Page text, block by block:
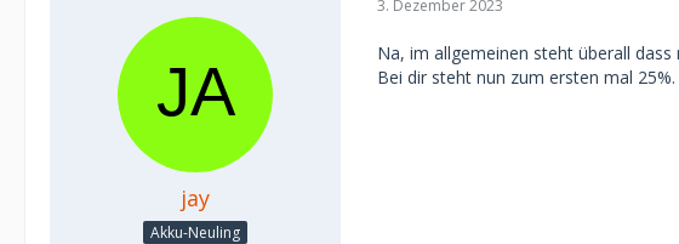
jay
Akku-Neuling
3. Dezember 2023
Na, im allgemeinen steht überall dass
Bei dir steht nun zum ersten mal 25%.